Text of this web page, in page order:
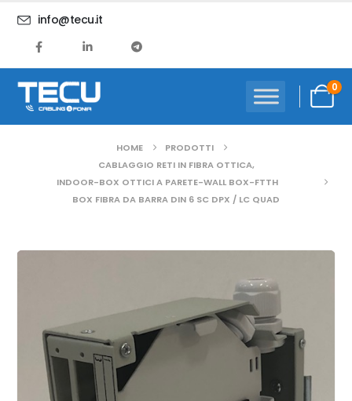
info@tecu.it
0
HOME
PRODOTTI
CABLAGGIO RETI IN FIBRA OTTICA,
INDOOR-BOX OTTICI A PARETE-WALL BOX-FTTH
BOX FIBRA DA BARRA DIN 6 SC DPX / LC QUAD